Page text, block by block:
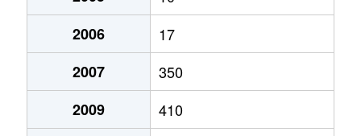
2006
17
2007
350
2009
410